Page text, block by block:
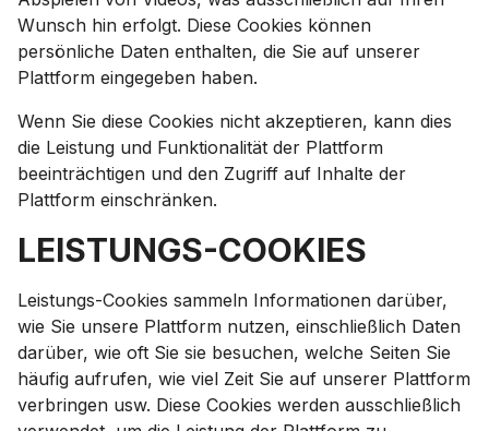
Wunsch hin erfolgt. Diese Cookies können
persönliche Daten enthalten, die Sie auf unserer
Plattform eingegeben haben.
Wenn Sie diese Cookies nicht akzeptieren, kann dies
die Leistung und Funktionalität der Plattform
beeinträchtigen und den Zugriff auf Inhalte der
Plattform einschränken.
LEISTUNGS-COOKIES
Leistungs-Cookies sammeln Informationen darüber,
wie Sie unsere Plattform nutzen, einschließlich Daten
darüber, wie oft Sie sie besuchen, welche Seiten Sie
häufig aufrufen, wie viel Zeit Sie auf unserer Plattform
verbringen usw. Diese Cookies werden ausschließlich